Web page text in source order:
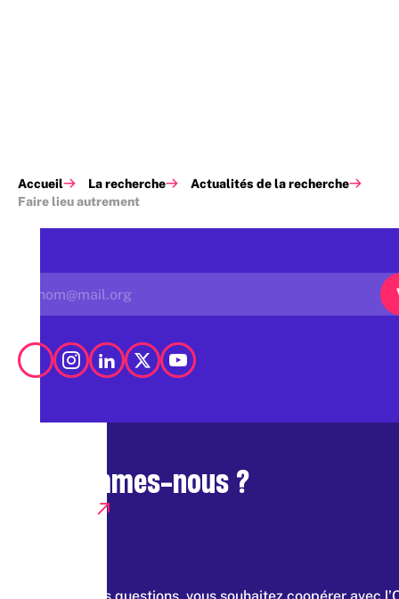
Accueil La recherche
Actualités de la recherche
Faire lieu autrement
Qui sommes-nous ?